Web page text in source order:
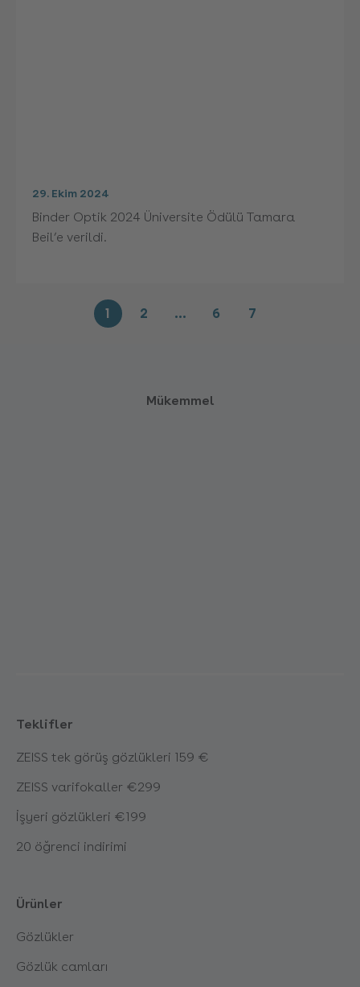
29. Ekim 2024
Binder Optik 2024 Üniversite Ödülü Tamara
Beil’e verildi.
1 2 … 6 7
Mükemmel
Teklifler
ZEISS tek görüş gözlükleri 159 €
ZEISS varifokaller €299
İşyeri gözlükleri €199
20 öğrenci indirimi
Ürünler
Gözlükler
Gözlük camları